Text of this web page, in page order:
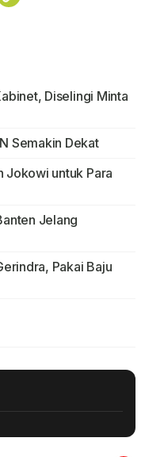
Diselingi Minta
Semakin Dekat
Jokowi untuk Para
Jelang
Pakai Baju